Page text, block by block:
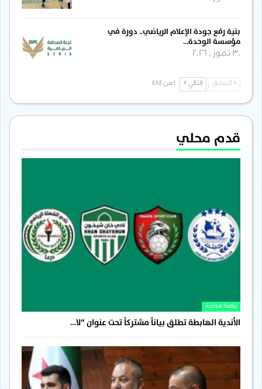
بنية رفع جودة الإعلام الرياضي.. دورة في
مؤسسة الوحدة…
30 تموز , 2026
السابق التالي
قدم محلي
رياضة محلية
الأندية الهابطة تطلق بياناً مشتركاً تحت عنوان “لا…